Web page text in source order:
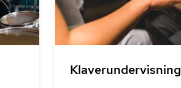
Klaverundervisning